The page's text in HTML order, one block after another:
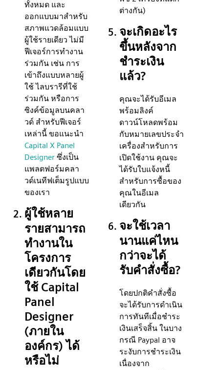
ทั้งหมด และ
ออกแบบมาสำหรับ
สภาพแวดล้อมแบบ
ผู้ใช้รายเดียว ไม่มี
ฟีเจอร์การทำงาน
ร่วมกัน เช่น การ
เข้าถึงแบบหลายผู้
ใช้ ไลบรารีที่ใช้
ร่วมกัน หรือการ
ซิงค์ข้อมูลบนคลา
วด์ สำหรับฟีเจอร์
เหล่านี้ ขอแนะนำ
Capital X Panel
Designer ซึ่งเป็น
แพลตฟอร์มคลา
วด์เนทีฟเต็มรูปแบบ
ของเรา
ผู้ใช้หลาย
รายสามารถ
ทำงานใน
โครงการ
เดียวกันโดย
ใช้ Capital
Panel
Designer
(ภายใน
องค์กร) ได้
หรือไม่
ต่างกัน)
จะเกิดอะไร
ขึ้นหลังจาก
ชำระเงิน
แล้ว?
คุณจะได้รับอีเมล
พร้อมลิงค์
ดาวน์โหลดพร้อม
กับหมายเลขประจำ
เครื่องสำหรับการ
เปิดใช้งาน คุณจะ
ได้รับใบแจ้งหนี้
สำหรับการซื้อของ
คุณในอีเมล
เดียวกัน
จะใช้เวลา
นานแค่ไหน
กว่าจะได้
รับคำสั่งซื้อ?
โดยปกติคำสั่งซื้อ
จะได้รับการดำเนิน
การทันทีเมื่อชำระ
เงินเสร็จสิ้น ในบาง
กรณี Paypal อาจ
ระงับการชำระเงิน
เนื่องจาก